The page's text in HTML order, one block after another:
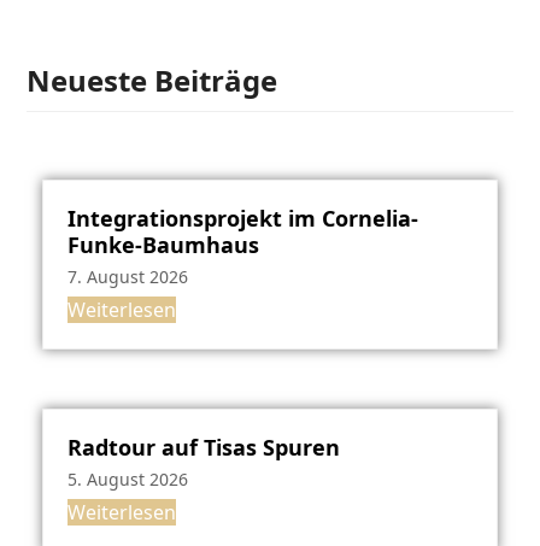
Neueste Beiträge
Integrationsprojekt im Cornelia-
Funke-Baumhaus
7. August 2026
Weiterlesen
Radtour auf Tisas Spuren
5. August 2026
Weiterlesen